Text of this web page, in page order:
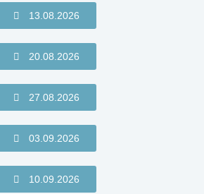
13.08.2026
20.08.2026
27.08.2026
03.09.2026
10.09.2026